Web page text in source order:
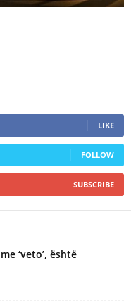
LIKE
FOLLOW
SUBSCRIBE
‘veto’, është